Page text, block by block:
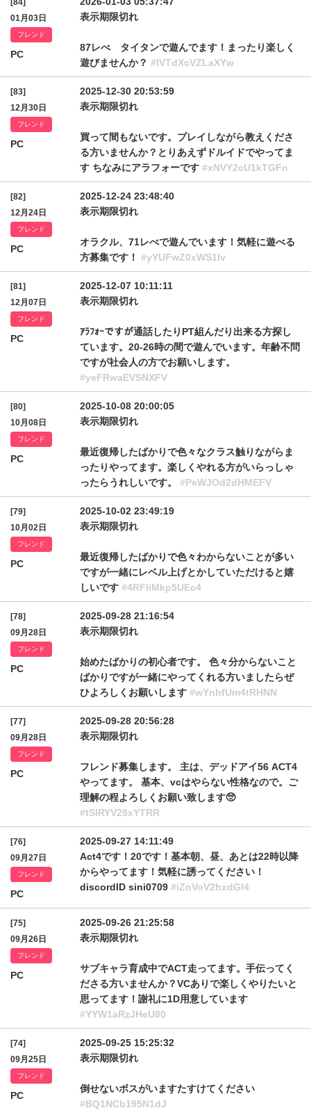
[84]
01月03日
フレンド
PC
表示期限切れ
87レべ タイタンで遊んでます！まったり楽しく
遊びませんか？ #IVTdXcVZLaXYw
[83]
12月30日
フレンド
PC
2025-12-30 20:53:59
表示期限切れ
買って間もないです。プレイしながら教えくださ
る方いませんか？とりあえずドルイドでやってま
す ちなみにアラフォーです #xNVY2cU1kTGFn
[82]
12月24日
フレンド
PC
2025-12-24 23:48:40
表示期限切れ
オラクル、71レべで遊んでいます！気軽に遊べる
方募集です！ #yYUFwZ0xWS1lv
[81]
12月07日
フレンド
PC
2025-12-07 10:11:11
表示期限切れ
ｱﾗﾌｫｰですが通話したりPT組んだり出来る方探し
ています。20-26時の間で遊んでいます。年齢不問
ですが社会人の方でお願いします。
#yeFRwaEVSNXFV
[80]
10月08日
フレンド
PC
2025-10-08 20:00:05
表示期限切れ
最近復帰したばかりで色々なクラス触りながらま
ったりやってます。楽しくやれる方がいらっしゃ
ったらうれしいです。 #PeWJOd2dHMEFV
[79]
10月02日
フレンド
PC
2025-10-02 23:49:19
表示期限切れ
最近復帰したばかりで色々わからないことが多い
ですが一緒にレベル上げとかしていただけると嬉
しいです #4RFliMkp5UEc4
[78]
09月28日
フレンド
PC
2025-09-28 21:16:54
表示期限切れ
始めたばかりの初心者です。 色々分からないこと
ばかりですが一緒にやってくれる方いましたらぜ
ひよろしくお願いします #wYnhfUm4tRHNN
[77]
09月28日
フレンド
PC
2025-09-28 20:56:28
表示期限切れ
フレンド募集します。 主は、デッドアイ56 ACT4
やってます。 基本、vcはやらない性格なので。ご
理解の程よろしくお願い致します🥺
#tSlRYV28xYTRR
[76]
09月27日
フレンド
PC
2025-09-27 14:11:49
Act4です！20です！基本朝、昼、あとは22時以降
からやってます！気軽に誘ってください！
discordID sini0709 #iZnVoV2hxdGI4
[75]
09月26日
フレンド
PC
2025-09-26 21:25:58
表示期限切れ
サブキャラ育成中でACT走ってます。手伝ってく
ださる方いませんか？VCありで楽しくやりたいと
思ってます！謝礼に1D用意しています
#YYW1aRzJHeU80
[74]
09月25日
フレンド
PC
2025-09-25 15:25:32
表示期限切れ
倒せないボスがいますたすけてください
#BQ1NCb195N1dJ